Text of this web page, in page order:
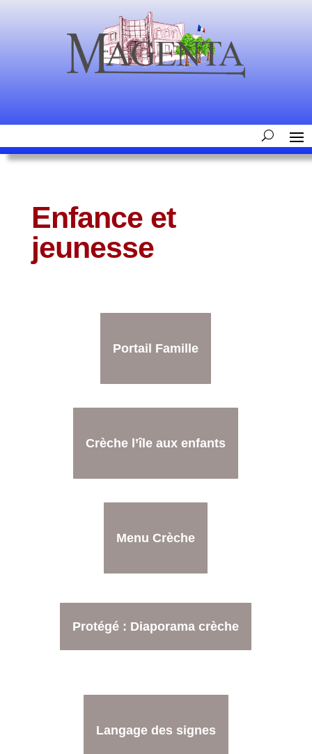
Enfance et
jeunesse
Portail Famille
Crèche l’île aux enfants
Menu Crèche
Protégé : Diaporama crèche
Langage des signes